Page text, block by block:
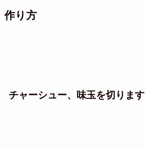
作り方
チャーシュー、味玉を切ります